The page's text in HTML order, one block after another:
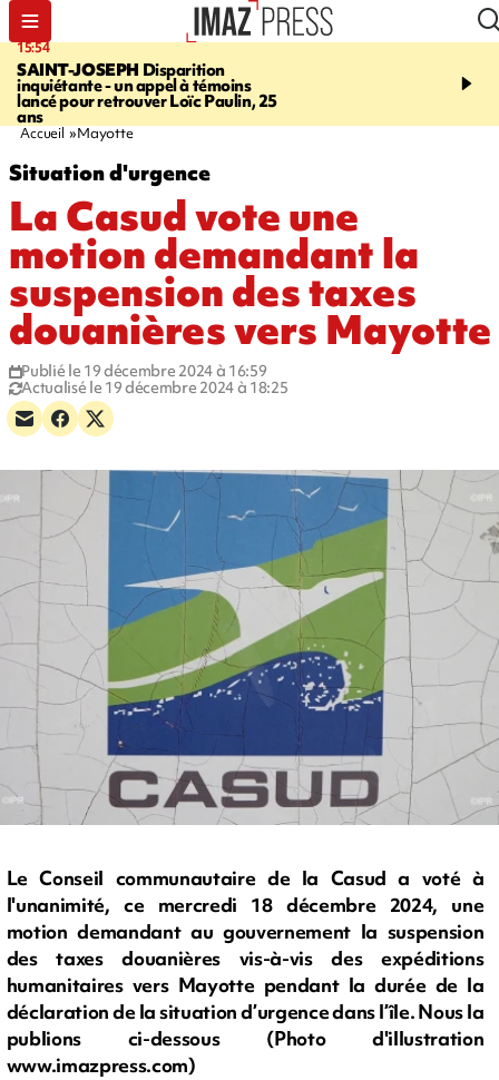
15:54
SAINT-JOSEPH Disparition
inquiétante - un appel à témoins
lancé pour retrouver Loïc Paulin, 25
ans
17:52
dimanche pour
Accueil Mayotte
Situation d'urgence
La Casud vote une
motion demandant la
suspension des taxes
douanières vers Mayotte
Publié le 19 décembre 2024 à 16:59
Actualisé le 19 décembre 2024 à 18:25
Le Conseil communautaire de la Casud a voté à
l'unanimité, ce mercredi 18 décembre 2024, une
motion demandant au gouvernement la suspension
des taxes douanières vis-à-vis des expéditions
humanitaires vers Mayotte pendant la durée de la
déclaration de la situation d’urgence dans l’île. Nous la
publions ci-dessous (Photo d'illustration
www.imazpress.com)